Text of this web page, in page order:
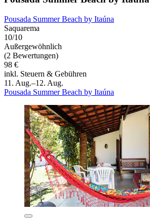
Pousada Summer Beach by Itaúna
Saquarema
10/10
Außergewöhnlich
(2 Bewertungen)
98 €
inkl. Steuern & Gebühren
11. Aug.–12. Aug.
Pousada Summer Beach by Itaúna